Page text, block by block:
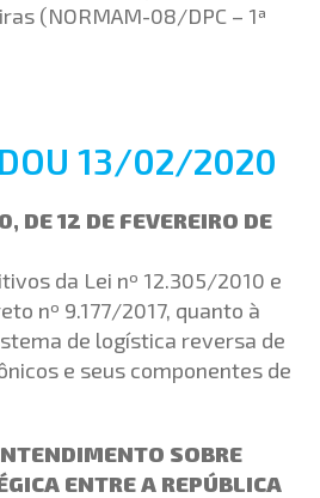
(NORMAM-08/DPC – 1ª
DOU 13/02/2020
DE 12 DE FEVEREIRO DE
da Lei nº 12.305/2010 e
nº 9.177/2017, quanto à
de logística reversa de
e seus componentes de
SOBRE
ENTRE A REPÚBLICA